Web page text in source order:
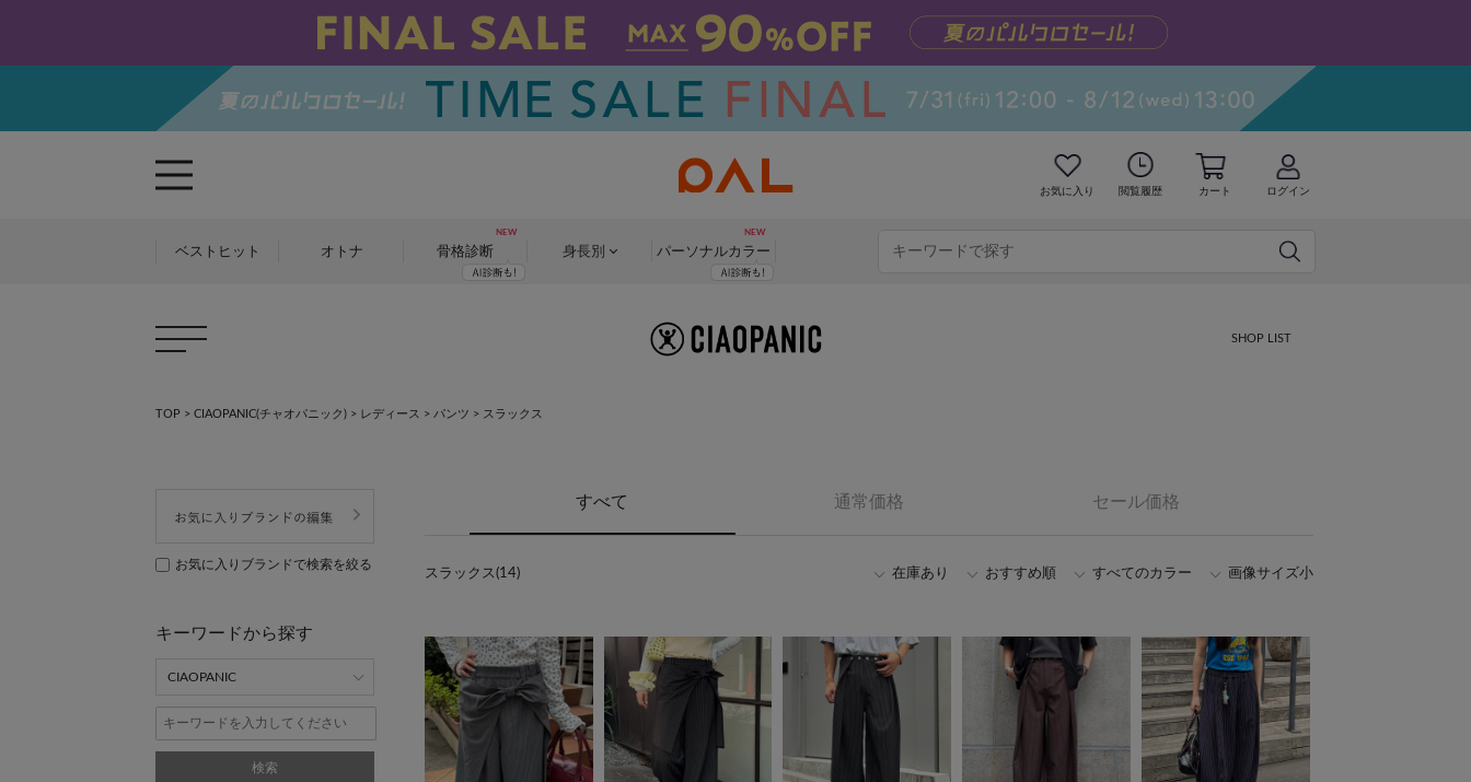
お気に入り 閲覧履歴 カート ログイン
ベストヒット オトナ 骨格診断 身長別 パーソナルカラー
SHOP LIST
TOP > CIAOPANIC(チャオパニック) > レディース > パンツ > スラックス
すべて 通常価格 セール価格
スラックス(14) 在庫あり おすすめ順 すべてのカラー 画像サイズ小
お気に入りブランドで検索を絞る
キーワードから探す
検索